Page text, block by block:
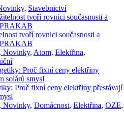
, Stavebnictví
tvoří rovnici současnosti a
PRAKAB
Novinky, Atom, Elektřina,
Proč fixní ceny elektřiny přestávají
Novinky, Domácnost, Elektřina, OZE,